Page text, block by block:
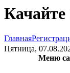
Главная
Пятница,
Меню